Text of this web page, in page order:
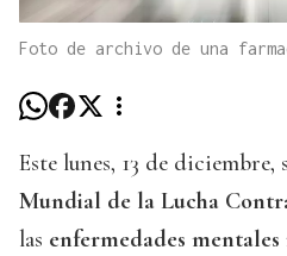
Foto de archivo de una
Este lunes, 13 de diciembre,
Mundial de la Lucha
las enfermedades mentales